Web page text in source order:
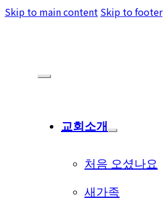
Skip to main content Skip to footer
교회소개
처음 오셨나요
새가족